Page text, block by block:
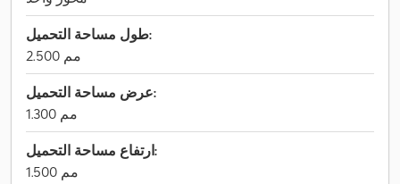
طول مساحة التحميل:
2.500 مم
عرض مساحة التحميل:
1.300 مم
ارتفاع مساحة التحميل:
1.500 مم